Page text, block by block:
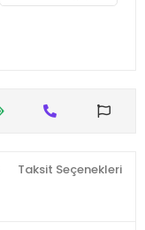
Taksit Seçenekleri